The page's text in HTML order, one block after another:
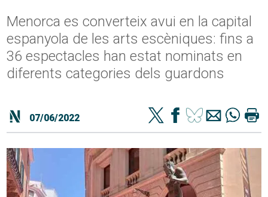
Menorca es converteix avui en la capital
espanyola de les arts escèniques: fins a
36 espectacles han estat nominats en
diferents categories dels guardons
07/06/2022